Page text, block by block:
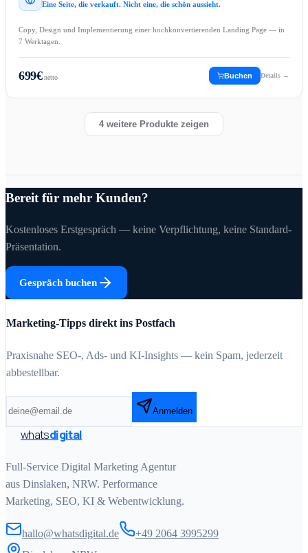
Eine Seite, die verkauft. Nicht eine, die schön aussieht.
Copy, Design und Implementierung einer hochkonvertierenden Landing Page — in
7 Werktagen.
699€netto Buchen Details →
4 weitere Produkte zeigen
Bereit für mehr Kunden?
Kostenloses Erstgespräch — keine Verpflichtung, keine Standard-
Präsentation.
Gespräch buchen
Marketing-Tipps direkt ins Postfach
Praxisnahe SEO-, Ads- und KI-Insights — kein Spam, jederzeit
abbestellbar.
Anmelden
whatsdigital
Full-Service Digital Marketing Agentur
aus Dinslaken, NRW. Performance
Marketing, SEO, KI & Webentwicklung.
hallo@whatsdigital.de
+49 2064 3995299